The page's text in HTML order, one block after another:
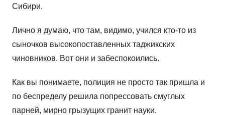
Сибири.
Лично я думаю, что там, видимо, учился кто-то из
сыночков высокопоставленных таджикских
чиновников. Вот они и забеспокоились.
Как вы понимаете, полиция не просто так пришла и
по беспределу решила попрессовать смуглых
парней, мирно грызущих гранит науки.